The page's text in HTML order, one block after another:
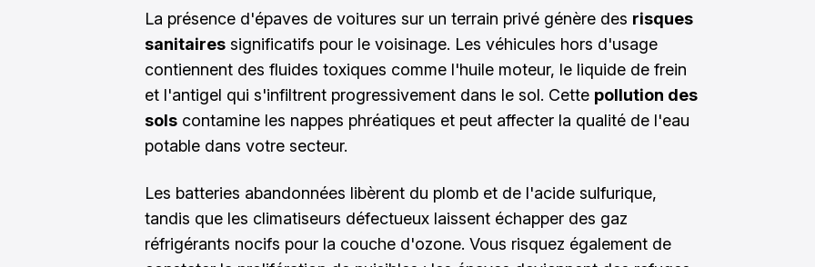
La présence d'épaves de voitures sur un terrain privé génère des risques
sanitaires significatifs pour le voisinage. Les véhicules hors d'usage
contiennent des fluides toxiques comme l'huile moteur, le liquide de frein
et l'antigel qui s'infiltrent progressivement dans le sol. Cette pollution des
sols contamine les nappes phréatiques et peut affecter la qualité de l'eau
potable dans votre secteur.
Les batteries abandonnées libèrent du plomb et de l'acide sulfurique,
tandis que les climatiseurs défectueux laissent échapper des gaz
réfrigérants nocifs pour la couche d'ozone. Vous risquez également de